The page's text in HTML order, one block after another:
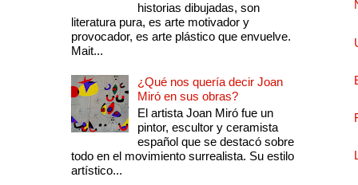
historias dibujadas, son
literatura pura, es arte motivador y
provocador, es arte plástico que envuelve.
Mait...
¿Qué nos quería decir Joan
Miró en sus obras?
El artista Joan Miró fue un
pintor, escultor y ceramista
español que se destacó sobre
todo en el movimiento surrealista. Su estilo
artístico...